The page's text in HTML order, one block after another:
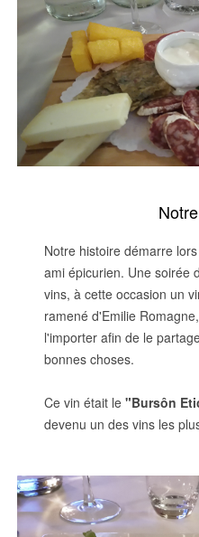
Notre histoire démarre
ami épicurien. Une soirée
vins, à cette occasion un
ramené d'Emilie
l'importer afin de le
bonnes choses.
Ce vin était le "Bursôn
devenu un des vins les